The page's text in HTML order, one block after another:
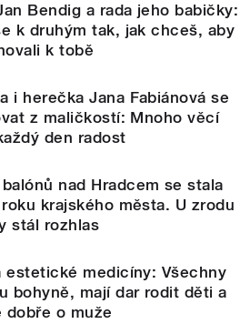
Bendig a rada jeho babičky:
k druhým tak, jak chceš, aby
k tobě
i herečka Jana Fabiánová se
z maličkostí: Mnoho věcí
den radost
nad Hradcem se stala
krajského města. U zrodu
stál rozhlas
estetické medicíny: Všechny
bohyně, mají dar rodit děti a
dobře o muže